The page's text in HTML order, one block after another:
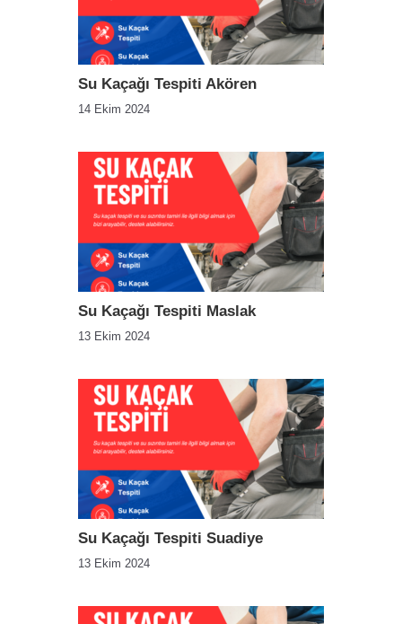
Su Kaçağı Tespiti Akören
14 Ekim 2024
Su Kaçağı Tespiti Maslak
13 Ekim 2024
Su Kaçağı Tespiti Suadiye
13 Ekim 2024